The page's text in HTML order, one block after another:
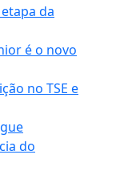
da
é o novo
no TSE e
do